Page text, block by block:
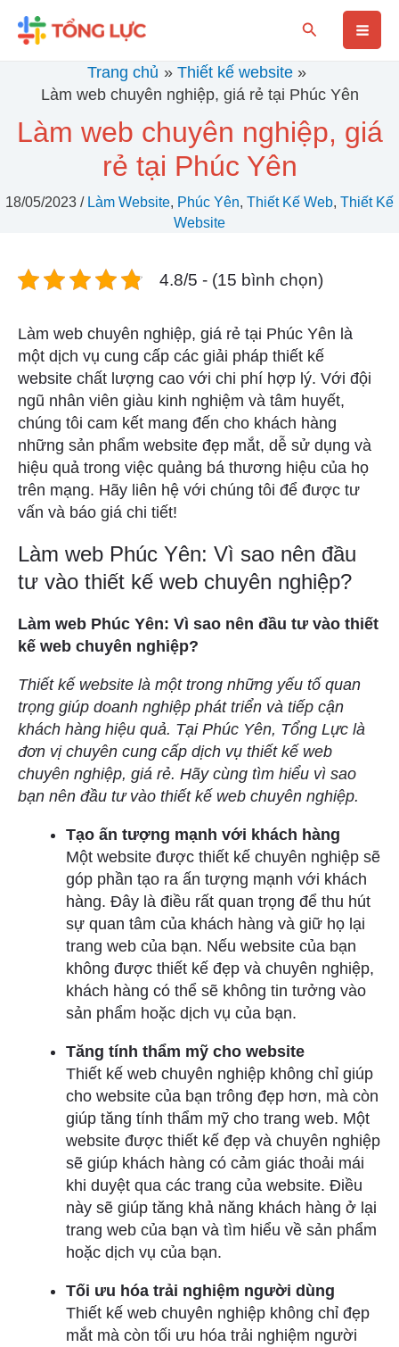
Tìm
Trang chủ
Thiết kế website
Làm web chuyên nghiệp, giá rẻ tại Phúc Yên
Làm web chuyên nghiệp, giá
rẻ tại Phúc Yên
18/05/2023 / Làm Website, Phúc Yên, Thiết Kế Web, Thiết Kế
Website
4.8/5 - (15 bình chọn)
Làm web chuyên nghiệp, giá rẻ tại Phúc Yên là
một dịch vụ cung cấp các giải pháp thiết kế
website chất lượng cao với chi phí hợp lý. Với đội
ngũ nhân viên giàu kinh nghiệm và tâm huyết,
chúng tôi cam kết mang đến cho khách hàng
những sản phẩm website đẹp mắt, dễ sử dụng và
hiệu quả trong việc quảng bá thương hiệu của họ
trên mạng. Hãy liên hệ với chúng tôi để được tư
vấn và báo giá chi tiết!
Làm web Phúc Yên: Vì sao nên đầu
tư vào thiết kế web chuyên nghiệp?
Làm web Phúc Yên: Vì sao nên đầu tư vào thiết
kế web chuyên nghiệp?
Thiết kế website là một trong những yếu tố quan
trọng giúp doanh nghiệp phát triển và tiếp cận
khách hàng hiệu quả. Tại Phúc Yên, Tổng Lực là
đơn vị chuyên cung cấp dịch vụ thiết kế web
chuyên nghiệp, giá rẻ. Hãy cùng tìm hiểu vì sao
bạn nên đầu tư vào thiết kế web chuyên nghiệp.
Tạo ấn tượng mạnh với khách hàng
Một website được thiết kế chuyên nghiệp sẽ
góp phần tạo ra ấn tượng mạnh với khách
hàng. Đây là điều rất quan trọng để thu hút
sự quan tâm của khách hàng và giữ họ lại
trang web của bạn. Nếu website của bạn
không được thiết kế đẹp và chuyên nghiệp,
khách hàng có thể sẽ không tin tưởng vào
sản phẩm hoặc dịch vụ của bạn.
Tăng tính thẩm mỹ cho website
Thiết kế web chuyên nghiệp không chỉ giúp
cho website của bạn trông đẹp hơn, mà còn
giúp tăng tính thẩm mỹ cho trang web. Một
website được thiết kế đẹp và chuyên nghiệp
sẽ giúp khách hàng có cảm giác thoải mái
khi duyệt qua các trang của website. Điều
này sẽ giúp tăng khả năng khách hàng ở lại
trang web của bạn và tìm hiểu về sản phẩm
hoặc dịch vụ của bạn.
Tối ưu hóa trải nghiệm người dùng
Thiết kế web chuyên nghiệp không chỉ đẹp
mắt mà còn tối ưu hóa trải nghiệm người